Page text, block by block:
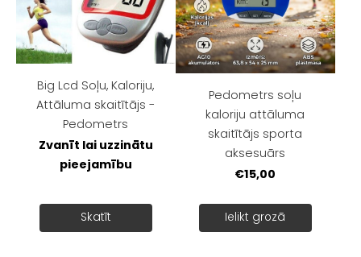
Big Lcd Soļu, Kaloriju,
Attāluma skaitītājs -
Pedometrs
Zvanīt lai uzzinātu
pieejamību
Skatīt
Pedometrs soļu
kaloriju attāluma
skaitītājs sporta
aksesuārs
€15,00
Ielikt grozā